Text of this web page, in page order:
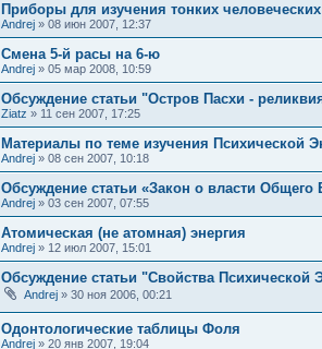
Приборы для изучения тонких
Andrej » 08 июн 2007, 12:37
Смена 5-й расы на 6-ю
Andrej » 05 мар 2008, 10:59
Обсуждение статьи "Остров Пасхи -
Ziatz » 11 сен 2007, 17:25
Материалы по теме изучения Психической
Andrej » 08 сен 2007, 10:18
Обсуждение статьи «Закон о власти Общего
Andrej » 03 сен 2007, 07:55
Атомическая (не атомная) энергия
Andrej » 12 июл 2007, 15:01
Обсуждение статьи "Свойства Психической
Andrej » 30 ноя 2006, 00:21
Одонтологические таблицы Фоля
Andrej » 20 янв 2007, 19:04